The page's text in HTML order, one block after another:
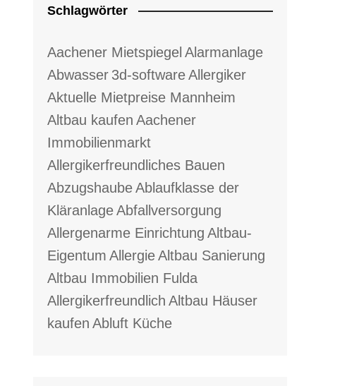
Schlagwörter
Aachener Mietspiegel Alarmanlage
Abwasser 3d-softwareAllergiker
Aktuelle Mietpreise Mannheim
Altbau kaufen Aachener
Immobilienmarkt
Allergikerfreundliches Bauen
AbzugshaubeAblaufklasse der
KläranlageAbfallversorgung
Allergenarme Einrichtung Altbau-
Eigentum AllergieAltbau Sanierung
Altbau Immobilien Fulda
Allergikerfreundlich Altbau Häuser
kaufen Abluft Küche